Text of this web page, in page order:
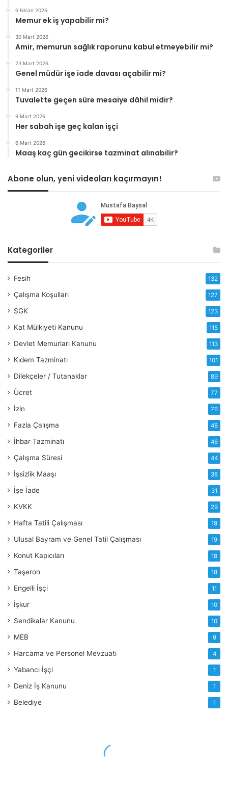
6 Nisan 2026
Memur ek iş yapabilir mi?
30 Mart 2026
Amir, memurun sağlık raporunu kabul etmeyebilir mi?
23 Mart 2026
Genel müdür işe iade davası açabilir mi?
11 Mart 2026
Tuvalette geçen süre mesaiye dâhil midir?
9 Mart 2026
Her sabah işe geç kalan işçi
6 Mart 2026
Maaş kaç gün gecikirse tazminat alınabilir?
Abone olun, yeni videoları kaçırmayın!
Kategoriler
Fesih 132
Çalışma Koşulları 127
SGK 123
Kat Mülkiyeti Kanunu 115
Devlet Memurları Kanunu 113
Kıdem Tazminatı 101
Dilekçeler / Tutanaklar 89
Ücret 77
İzin 76
Fazla Çalışma 48
İhbar Tazminatı 46
Çalışma Süresi 44
İşsizlik Maaşı 38
İşe İade 31
KVKK 29
Hafta Tatili Çalışması 19
Ulusal Bayram ve Genel Tatil Çalışması 19
Konut Kapıcıları 18
Taşeron 18
Engelli İşçi 11
İşkur 10
Sendikalar Kanunu 10
MEB 9
Harcama ve Personel Mevzuatı 4
Yabancı İşçi 1
Deniz İş Kanunu 1
Belediye 1